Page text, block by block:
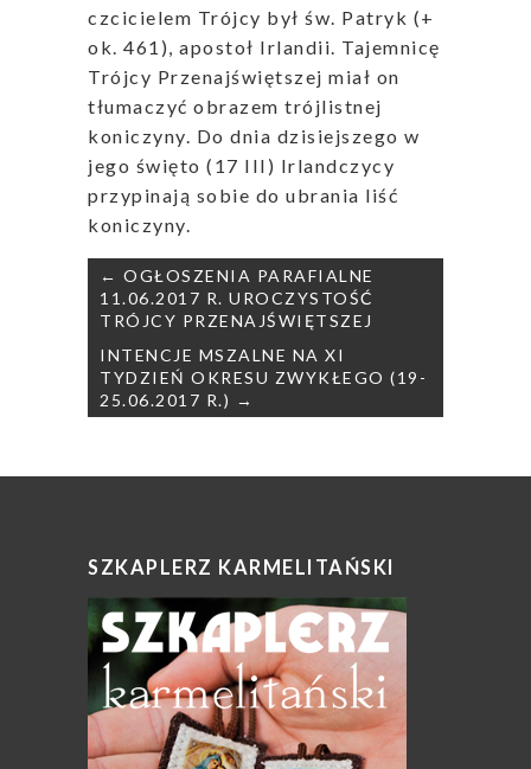
czcicielem Trójcy był św. Patryk (+
ok. 461), apostoł Irlandii. Tajemnicę
Trójcy Przenajświętszej miał on
tłumaczyć obrazem trójlistnej
koniczyny. Do dnia dzisiejszego w
jego święto (17 III) Irlandczycy
przypinają sobie do ubrania liść
koniczyny.
Nawigacja
wpisu
← OGŁOSZENIA PARAFIALNE
11.06.2017 R. UROCZYSTOŚĆ
TRÓJCY PRZENAJŚWIĘTSZEJ
INTENCJE MSZALNE NA XI
TYDZIEŃ OKRESU ZWYKŁEGO (19-
25.06.2017 R.) →
SZKAPLERZ KARMELITAŃSKI